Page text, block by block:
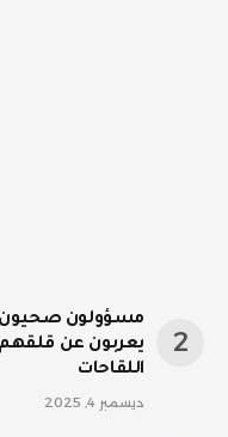
مسؤولون صحيون
يعربون عن
اللقاحات
ديسمبر 4, 2025